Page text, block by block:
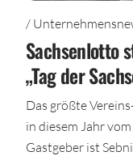
/
Sachsenlotto
„Tag der
Das größte
in diesem Jahr
Gastgeber ist